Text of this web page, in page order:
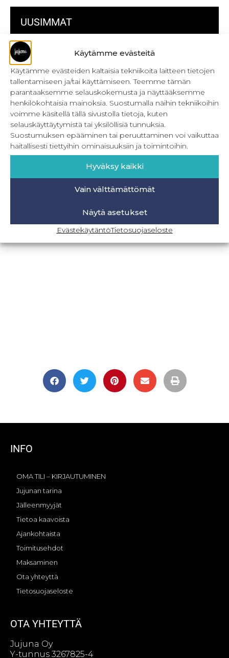
Käytämme evästeitä
Käytämme evästeiden kaltaisia tekniikoita laitteen tietojen
tallentamiseen ja/tai käyttämiseen. Teemme tämän
parantaaksemme selauskokemusta ja näyttääksemme
henkilökohtaisia mainoksia. Suostumalla näihin tekniikoihin
voimme käsitellä tällä sivustolla tietoja, kuten
selauskäyttäytymistä tai yksilöllisiä tunnuksia.
Suostumuksen epääminen tai peruuttaminen voi vaikuttaa
haitallisesti tiettyihin ominaisuuksiin ja toimintoihin.
Hyväksy kaikki
Vain välttämättömät
Näytä asetukset
EvästekäytäntöTietosuojaseloste
UUSIMMAT
Kulmikas pussukka kaava Särmä
Bokserikuminauhan ompelu
Metrivetoketjun käyttö
Metrivetoketjun lukon pujottaminen
Onnistu joustavien vaatteiden ompelussa
Laakasauman ompelu saumurilla
Jujunan ompelubingo heinä-joulukuulle
Retkeilyhousujen materiaalit ja tarvikkeet
BLOGI-SIVULLE
INFO
OMA TILI – KIRJAUTUMINEN
Jujunan tarina
Jälleenmyyjät
Tietoa kaavoista
Ajankohtaista
Toimitusehdot
Maksaminen
Ota yhteyttä
Tietosuojaseloste
OTA YHTEYTTÄ
Jujuna Oy
Y-tunnus 3267825-4